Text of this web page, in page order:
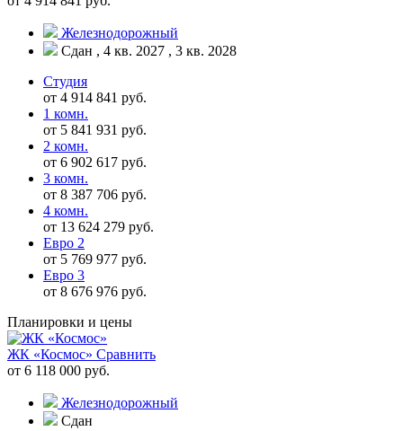
Железнодорожный
Сдан , 4 кв. 2027 , 3 кв. 2028
Студия
от 4 914 841 руб.
1 комн.
от 5 841 931 руб.
2 комн.
от 6 902 617 руб.
3 комн.
от 8 387 706 руб.
4 комн.
от 13 624 279 руб.
Евро 2
от 5 769 977 руб.
Евро 3
от 8 676 976 руб.
Планировки и цены
ЖК «Космос» Сравнить
от 6 118 000 руб.
Железнодорожный
Сдан